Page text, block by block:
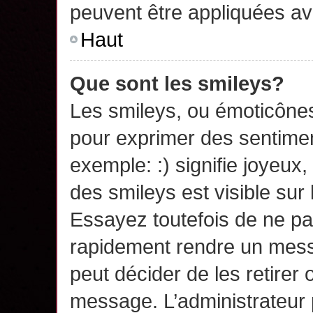
peuvent être appliquées
Haut
Que sont les smileys?
Les smileys, ou
pour exprimer des
exemple: :) signifie
des smileys est visible
Essayez toutefois de ne
rapidement rendre un
peut décider de les retirer
message.